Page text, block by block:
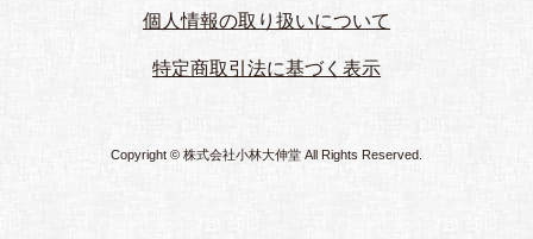
個人情報の取り扱いについて
特定商取引法に基づく表示
Copyright © 株式会社小林大伸堂 All Rights Reserved.